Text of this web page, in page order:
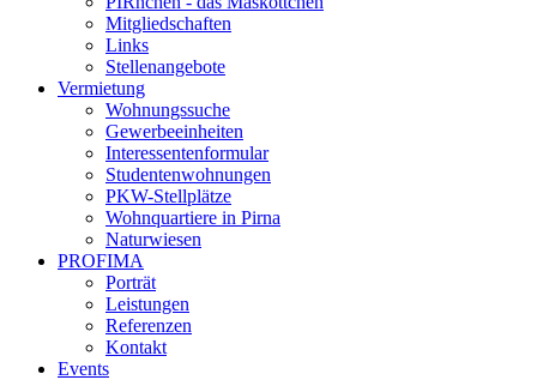
Mitgliedschaften
Links
Stellenangebote
Vermietung
Wohnungssuche
Gewerbeeinheiten
Interessentenformular
Studentenwohnungen
PKW-Stellplätze
Wohnquartiere in Pirna
Naturwiesen
PROFIMA
Porträt
Leistungen
Referenzen
Kontakt
Events